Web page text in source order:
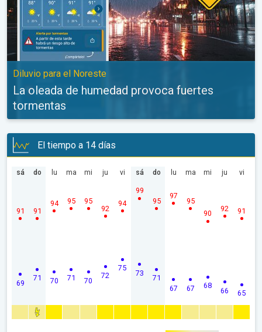
Diluvio para el Noreste
La oleada de humedad provoca fuertes
tormentas
El tiempo a 14 días
sá
69
91
do
71
91
lu
70
94
ma
71
95
mi
70
95
ju
72
92
vi
75
94
sá
73
99
do
71
95
lu
67
97
ma
67
95
mi
68
90
ju
66
92
vi
65
91